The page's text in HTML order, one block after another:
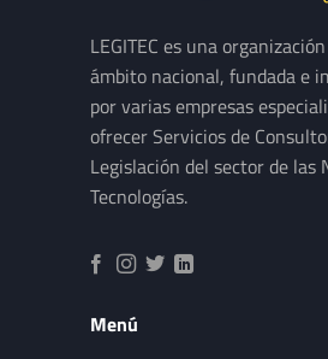
LEGITEC es una
ámbito nacional, fundada e
por varias empresas
ofrecer Servicios de
Legislación del sector de las
Tecnologías.
Menú